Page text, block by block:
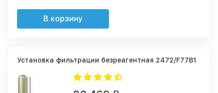
В корзину
Установка фильтрации безреагентная 2472/F77B1